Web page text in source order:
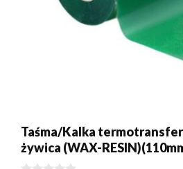
Taśma/Kalka
żywica (WAX-